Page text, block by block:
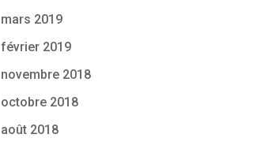
mars 2019
février 2019
novembre 2018
octobre 2018
août 2018